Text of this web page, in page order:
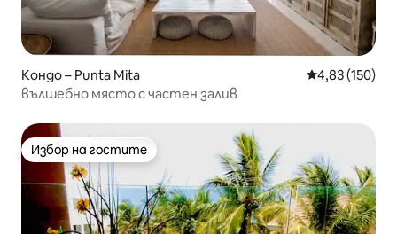
Кондо – Punta Mita Средна
4,83 (150)
вълшебно място с частен залив
Избор на гостите
Избор на гостите